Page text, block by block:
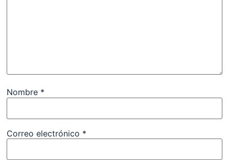
Nombre *
Correo electrónico *